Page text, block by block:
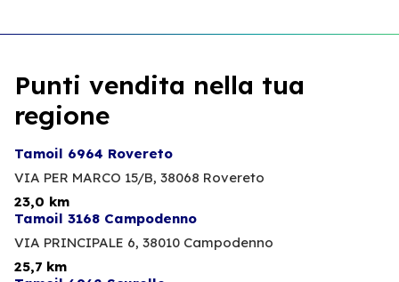
Punti vendita nella tua
regione
Tamoil 6964 Rovereto
VIA PER MARCO 15/B, 38068 Rovereto
23,0 km
Tamoil 3168 Campodenno
VIA PRINCIPALE 6, 38010 Campodenno
25,7 km